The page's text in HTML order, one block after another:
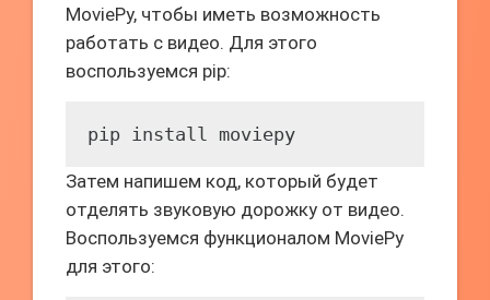
MoviePy, чтобы иметь возможность
работать с видео. Для этого
воспользуемся pip:
pip install moviepy
Затем напишем код, который будет
отделять звуковую дорожку от видео.
Воспользуемся функционалом MoviePy
для этого: